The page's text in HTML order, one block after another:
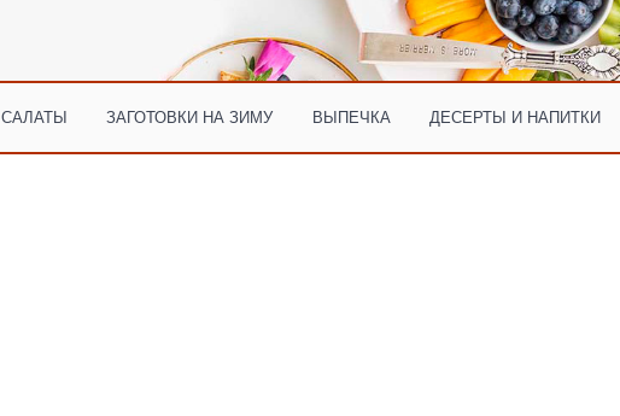
САЛАТЫ ЗАГОТОВКИ НА ЗИМУ ВЫПЕЧКА ДЕСЕРТЫ И НАПИТКИ